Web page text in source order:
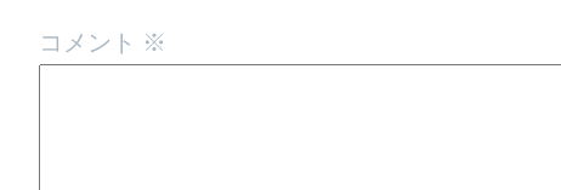
コメント ※